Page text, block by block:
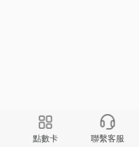
點數卡 聯繫客服